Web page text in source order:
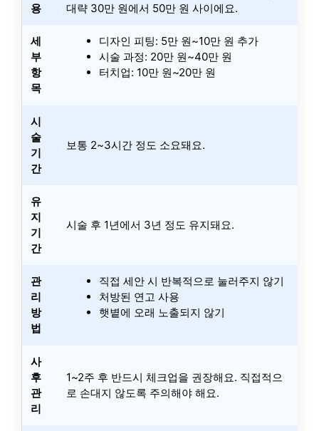
용
대략 30만 원에서 50만 원 사이에요.
세
부
항
목
디자인 피팅: 5만 원~10만 원 추가
시술 과정: 20만 원~40만 원
터치업: 10만 원~20만 원
시
술
기
간
보통 2~3시간 정도 소요돼요.
유
지
기
간
시술 후 1년에서 3년 정도 유지돼요.
관
리
방
법
직접 세안 시 반복적으로 눌러주지 않기
처방된 연고 사용
햇볕에 오래 노출되지 않기
사
후
관
리
1~2주 후 반드시 체크업을 권장해요. 직접적으
로 손대지 않도록 주의해야 해요.